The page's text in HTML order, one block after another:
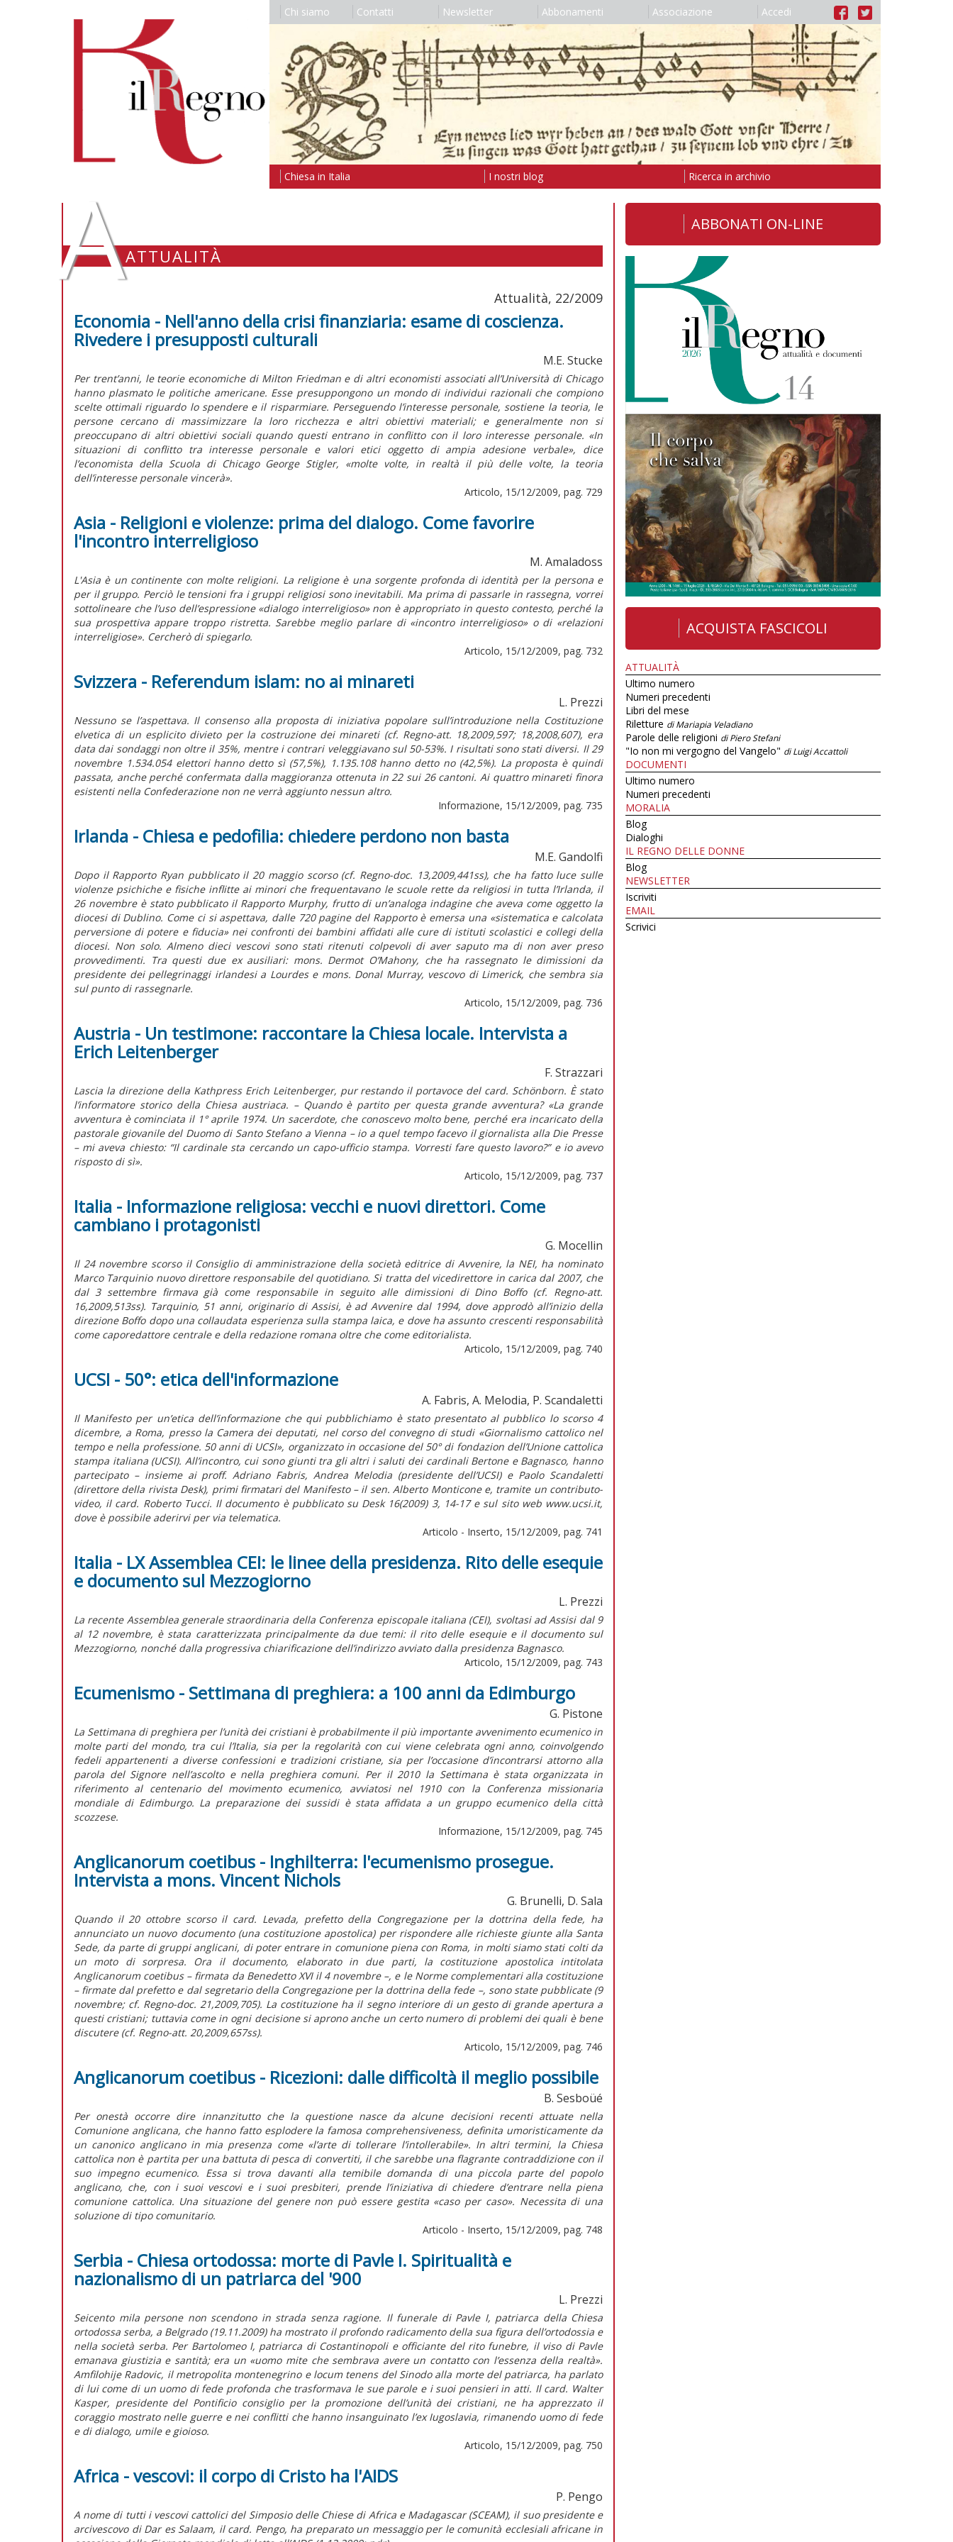
Chi siamo Contatti Newsletter Abbonamenti Associazione Accedi
Chiesa in Italia I nostri blog Ricerca in archivio
AATTUALITÀ
Attualità, 22/2009
Economia - Nell'anno della crisi finanziaria: esame di coscienza.
Rivedere i presupposti culturali
M.E. Stucke
Per trent’anni, le teorie economiche di Milton Friedman e di altri economisti associati all’Università di Chicago
hanno plasmato le politiche americane. Esse presuppongono un mondo di individui razionali che compiono
scelte ottimali riguardo lo spendere e il risparmiare. Perseguendo l’interesse personale, sostiene la teoria, le
persone cercano di massimizzare la loro ricchezza e altri obiettivi materiali; e generalmente non si
preoccupano di altri obiettivi sociali quando questi entrano in conflitto con il loro interesse personale. «In
situazioni di conflitto tra interesse personale e valori etici oggetto di ampia adesione verbale», dice
l’economista della Scuola di Chicago George Stigler, «molte volte, in realtà il più delle volte, la teoria
dell’interesse personale vincerà».
Articolo, 15/12/2009, pag. 729
Asia - Religioni e violenze: prima del dialogo. Come favorire
l'incontro interreligioso
M. Amaladoss
L'Asia è un continente con molte religioni. La religione è una sorgente profonda di identità per la persona e
per il gruppo. Perciò le tensioni fra i gruppi religiosi sono inevitabili. Ma prima di passarle in rassegna, vorrei
sottolineare che l’uso dell’espressione «dialogo interreligioso» non è appropriato in questo contesto, perché la
sua prospettiva appare troppo ristretta. Sarebbe meglio parlare di «incontro interreligioso» o di «relazioni
interreligiose». Cercherò di spiegarlo.
Articolo, 15/12/2009, pag. 732
Svizzera - Referendum islam: no ai minareti
L. Prezzi
Nessuno se l’aspettava. Il consenso alla proposta di iniziativa popolare sull’introduzione nella Costituzione
elvetica di un esplicito divieto per la costruzione dei minareti (cf. Regno-att. 18,2009,597; 18,2008,607), era
data dai sondaggi non oltre il 35%, mentre i contrari veleggiavano sul 50-53%. I risultati sono stati diversi. Il 29
novembre 1.534.054 elettori hanno detto sì (57,5%), 1.135.108 hanno detto no (42,5%). La proposta è quindi
passata, anche perché confermata dalla maggioranza ottenuta in 22 sui 26 cantoni. Ai quattro minareti finora
esistenti nella Confederazione non ne verrà aggiunto nessun altro.
Informazione, 15/12/2009, pag. 735
Irlanda - Chiesa e pedofilia: chiedere perdono non basta
M.E. Gandolfi
Dopo il Rapporto Ryan pubblicato il 20 maggio scorso (cf. Regno-doc. 13,2009,441ss), che ha fatto luce sulle
violenze psichiche e fisiche inflitte ai minori che frequentavano le scuole rette da religiosi in tutta l’Irlanda, il
26 novembre è stato pubblicato il Rapporto Murphy, frutto di un’analoga indagine che aveva come oggetto la
diocesi di Dublino. Come ci si aspettava, dalle 720 pagine del Rapporto è emersa una «sistematica e calcolata
perversione di potere e fiducia» nei confronti dei bambini affidati alle cure di istituti scolastici e collegi della
diocesi. Non solo. Almeno dieci vescovi sono stati ritenuti colpevoli di aver saputo ma di non aver preso
provvedimenti. Tra questi due ex ausiliari: mons. Dermot O’Mahony, che ha rassegnato le dimissioni da
presidente dei pellegrinaggi irlandesi a Lourdes e mons. Donal Murray, vescovo di Limerick, che sembra sia
sul punto di rassegnarle.
Articolo, 15/12/2009, pag. 736
Austria - Un testimone: raccontare la Chiesa locale. Intervista a
Erich Leitenberger
F. Strazzari
Lascia la direzione della Kathpress Erich Leitenberger, pur restando il portavoce del card. Schönborn. È stato
l’informatore storico della Chiesa austriaca. – Quando è partito per questa grande avventura? «La grande
avventura è cominciata il 1° aprile 1974. Un sacerdote, che conoscevo molto bene, perché era incaricato della
pastorale giovanile del Duomo di Santo Stefano a Vienna – io a quel tempo facevo il giornalista alla Die Presse
– mi aveva chiesto: “Il cardinale sta cercando un capo-ufficio stampa. Vorresti fare questo lavoro?” e io avevo
risposto di sì».
Articolo, 15/12/2009, pag. 737
Italia - Informazione religiosa: vecchi e nuovi direttori. Come
cambiano i protagonisti
G. Mocellin
Il 24 novembre scorso il Consiglio di amministrazione della società editrice di Avvenire, la NEI, ha nominato
Marco Tarquinio nuovo direttore responsabile del quotidiano. Si tratta del vicedirettore in carica dal 2007, che
dal 3 settembre firmava già come responsabile in seguito alle dimissioni di Dino Boffo (cf. Regno-att.
16,2009,513ss). Tarquinio, 51 anni, originario di Assisi, è ad Avvenire dal 1994, dove approdò all’inizio della
direzione Boffo dopo una collaudata esperienza sulla stampa laica, e dove ha assunto crescenti responsabilità
come caporedattore centrale e della redazione romana oltre che come editorialista.
Articolo, 15/12/2009, pag. 740
UCSI - 50°: etica dell'informazione
A. Fabris, A. Melodia, P. Scandaletti
Il Manifesto per un’etica dell’informazione che qui pubblichiamo è stato presentato al pubblico lo scorso 4
dicembre, a Roma, presso la Camera dei deputati, nel corso del convegno di studi «Giornalismo cattolico nel
tempo e nella professione. 50 anni di UCSI», organizzato in occasione del 50° di fondazion dell’Unione cattolica
stampa italiana (UCSI). All’incontro, cui sono giunti tra gli altri i saluti dei cardinali Bertone e Bagnasco, hanno
partecipato – insieme ai proff. Adriano Fabris, Andrea Melodia (presidente dell’UCSI) e Paolo Scandaletti
(direttore della rivista Desk), primi firmatari del Manifesto – il sen. Alberto Monticone e, tramite un contributo-
video, il card. Roberto Tucci. Il documento è pubblicato su Desk 16(2009) 3, 14-17 e sul sito web www.ucsi.it,
dove è possibile aderirvi per via telematica.
Articolo - Inserto, 15/12/2009, pag. 741
Italia - LX Assemblea CEI: le linee della presidenza. Rito delle esequie
e documento sul Mezzogiorno
L. Prezzi
La recente Assemblea generale straordinaria della Conferenza episcopale italiana (CEI), svoltasi ad Assisi dal 9
al 12 novembre, è stata caratterizzata principalmente da due temi: il rito delle esequie e il documento sul
Mezzogiorno, nonché dalla progressiva chiarificazione dell’indirizzo avviato dalla presidenza Bagnasco.
Articolo, 15/12/2009, pag. 743
Ecumenismo - Settimana di preghiera: a 100 anni da Edimburgo
G. Pistone
La Settimana di preghiera per l’unità dei cristiani è probabilmente il più importante avvenimento ecumenico in
molte parti del mondo, tra cui l’Italia, sia per la regolarità con cui viene celebrata ogni anno, coinvolgendo
fedeli appartenenti a diverse confessioni e tradizioni cristiane, sia per l’occasione d’incontrarsi attorno alla
parola del Signore nell’ascolto e nella preghiera comuni. Per il 2010 la Settimana è stata organizzata in
riferimento al centenario del movimento ecumenico, avviatosi nel 1910 con la Conferenza missionaria
mondiale di Edimburgo. La preparazione dei sussidi è stata affidata a un gruppo ecumenico della città
scozzese.
Informazione, 15/12/2009, pag. 745
Anglicanorum coetibus - Inghilterra: l'ecumenismo prosegue.
Intervista a mons. Vincent Nichols
G. Brunelli, D. Sala
Quando il 20 ottobre scorso il card. Levada, prefetto della Congregazione per la dottrina della fede, ha
annunciato un nuovo documento (una costituzione apostolica) per rispondere alle richieste giunte alla Santa
Sede, da parte di gruppi anglicani, di poter entrare in comunione piena con Roma, in molti siamo stati colti da
un moto di sorpresa. Ora il documento, elaborato in due parti, la costituzione apostolica intitolata
Anglicanorum coetibus – firmata da Benedetto XVI il 4 novembre –, e le Norme complementari alla costituzione
– firmate dal prefetto e dal segretario della Congregazione per la dottrina della fede –, sono state pubblicate (9
novembre; cf. Regno-doc. 21,2009,705). La costituzione ha il segno interiore di un gesto di grande apertura a
questi cristiani; tuttavia come in ogni decisione si aprono anche un certo numero di problemi dei quali è bene
discutere (cf. Regno-att. 20,2009,657ss).
Articolo, 15/12/2009, pag. 746
Anglicanorum coetibus - Ricezioni: dalle difficoltà il meglio possibile
B. Sesboüé
Per onestà occorre dire innanzitutto che la questione nasce da alcune decisioni recenti attuate nella
Comunione anglicana, che hanno fatto esplodere la famosa comprehensiveness, definita umoristicamente da
un canonico anglicano in mia presenza come «l’arte di tollerare l’intollerabile». In altri termini, la Chiesa
cattolica non è partita per una battuta di pesca di convertiti, il che sarebbe una flagrante contraddizione con il
suo impegno ecumenico. Essa si trova davanti alla temibile domanda di una piccola parte del popolo
anglicano, che, con i suoi vescovi e i suoi presbiteri, prende l’iniziativa di chiedere d’entrare nella piena
comunione cattolica. Una situazione del genere non può essere gestita «caso per caso». Necessita di una
soluzione di tipo comunitario.
Articolo - Inserto, 15/12/2009, pag. 748
Serbia - Chiesa ortodossa: morte di Pavle I. Spiritualità e
nazionalismo di un patriarca del '900
L. Prezzi
Seicento mila persone non scendono in strada senza ragione. Il funerale di Pavle I, patriarca della Chiesa
ortodossa serba, a Belgrado (19.11.2009) ha mostrato il profondo radicamento della sua figura dell’ortodossia e
nella società serba. Per Bartolomeo I, patriarca di Costantinopoli e officiante del rito funebre, il viso di Pavle
emanava giustizia e santità; era un «uomo mite che sembrava avere un contatto con l’essenza della realtà».
Amfilohije Radovic, il metropolita montenegrino e locum tenens del Sinodo alla morte del patriarca, ha parlato
di lui come di un uomo di fede profonda che trasformava le sue parole e i suoi pensieri in atti. Il card. Walter
Kasper, presidente del Pontificio consiglio per la promozione dell’unità dei cristiani, ne ha apprezzato il
coraggio mostrato nelle guerre e nei conflitti che hanno insanguinato l’ex Iugoslavia, rimanendo uomo di fede
e di dialogo, umile e gioioso.
Articolo, 15/12/2009, pag. 750
Africa - vescovi: il corpo di Cristo ha l'AIDS
P. Pengo
A nome di tutti i vescovi cattolici del Simposio delle Chiese di Africa e Madagascar (SCEAM), il suo presidente e
arcivescovo di Dar es Salaam, il card. Pengo, ha preparato un messaggio per le comunità ecclesiali africane in
ABBONATI ON-LINE
ACQUISTA FASCICOLI
ATTUALITÀ
Ultimo numero
Numeri precedenti
Libri del mese
Riletture di Mariapia Veladiano
Parole delle religioni di Piero Stefani
"Io non mi vergogno del Vangelo" di Luigi Accattoli
DOCUMENTI
Ultimo numero
Numeri precedenti
MORALIA
Blog
Dialoghi
IL REGNO DELLE DONNE
Blog
NEWSLETTER
Iscriviti
EMAIL
Scrivici